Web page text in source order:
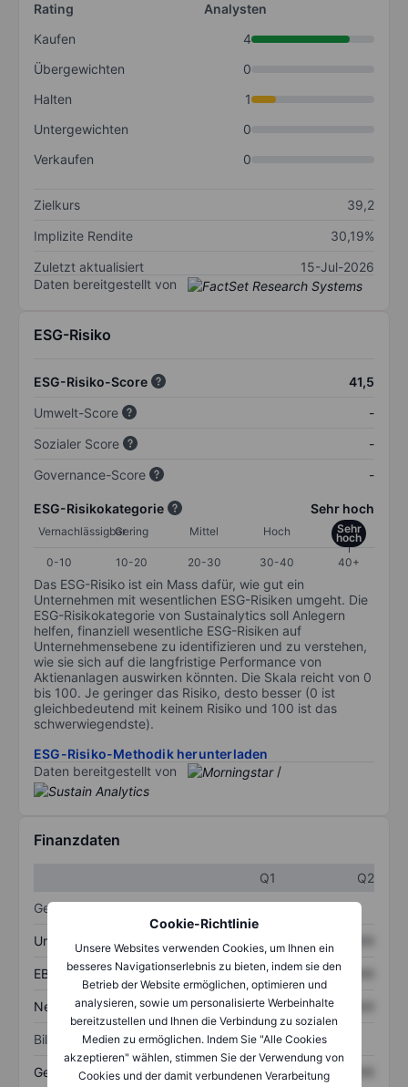
Cookie-Richtlinie
Unsere Websites verwenden Cookies, um Ihnen ein
besseres Navigationserlebnis zu bieten, indem sie den
Betrieb der Website ermöglichen, optimieren und
analysieren, sowie um personalisierte Werbeinhalte
bereitzustellen und Ihnen die Verbindung zu sozialen
Medien zu ermöglichen. Indem Sie "Alle Cookies
akzeptieren" wählen, stimmen Sie der Verwendung von
Cookies und der damit verbundenen Verarbeitung
Rating
Analysten
Kaufen
4
Übergewichten
0
Halten
1
Untergewichten
0
Verkaufen
0
Zielkurs
39,2
Implizite Rendite
30,19%
Zuletzt aktualisiert
15-Jul-2026
Daten bereitgestellt von
ESG-Risiko
ESG-Risiko-Score
41,5
Umwelt-Score
-
Sozialer Score
-
Governance-Score
-
ESG-Risikokategorie Sehr hoch
VernachlässigbarGering Mittel Hoch Sehr
hoch
0-10
10-20 20-30 30-40 40+
Das ESG-Risiko ist ein Mass dafür, wie gut ein
Unternehmen mit wesentlichen ESG-Risiken umgeht. Die
ESG-Risikokategorie von Sustainalytics soll Anlegern
helfen, finanziell wesentliche ESG-Risiken auf
Unternehmensebene zu identifizieren und zu verstehen,
wie sie sich auf die langfristige Performance von
Aktienanlagen auswirken könnten. Die Skala reicht von 0
bis 100. Je geringer das Risiko, desto besser (0 ist
gleichbedeutend mit keinem Risiko und 100 ist das
schwerwiegendste).
ESG-Risiko-Methodik herunterladen
Daten bereitgestellt von
/
Finanzdaten
Q1
Q2
Gewinn- und Verlustrechnung
Umsatz XXXXXXX XXXXXXX
EBITDA XXXXXXX XXXXXXX
Nettoeinkommen XXXXXXX XXXXXXX
Bilanz
Gesamtvermögen XXXXXXX XXXXXXX